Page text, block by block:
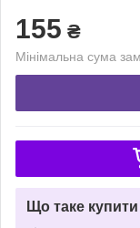
155 ₴
Мінімальна сума
Що таке